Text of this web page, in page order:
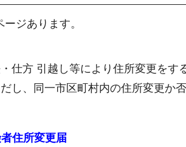
ジあります。
仕方 引越し等により住所変更をす
し、同一市区町村内の住所変更か否
住所変更届